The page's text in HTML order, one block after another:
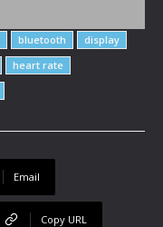
bluetooth
display
heart rate
Email
Copy URL